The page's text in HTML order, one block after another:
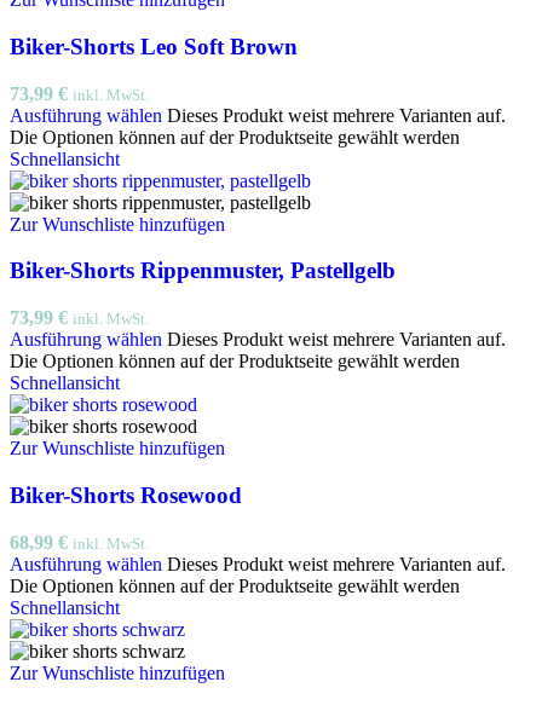
Biker-Shorts Leo Soft Brown
73,99 € inkl. MwSt.
Ausführung wählen Dieses Produkt weist mehrere Varianten auf.
Die Optionen können auf der Produktseite gewählt werden
Schnellansicht
Zur Wunschliste hinzufügen
Biker-Shorts Rippenmuster, Pastellgelb
73,99 € inkl. MwSt.
Ausführung wählen Dieses Produkt weist mehrere Varianten auf.
Die Optionen können auf der Produktseite gewählt werden
Schnellansicht
Zur Wunschliste hinzufügen
Biker-Shorts Rosewood
68,99 € inkl. MwSt.
Ausführung wählen Dieses Produkt weist mehrere Varianten auf.
Die Optionen können auf der Produktseite gewählt werden
Schnellansicht
Zur Wunschliste hinzufügen